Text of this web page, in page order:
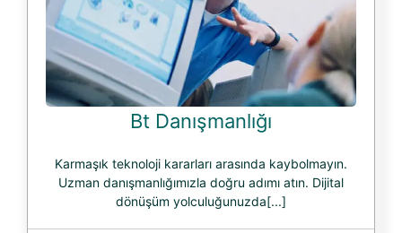
Bt Danışmanlığı
Karmaşık teknoloji kararları arasında kaybolmayın.
Uzman danışmanlığımızla doğru adımı atın. Dijital
dönüşüm yolculuğunuzda[...]